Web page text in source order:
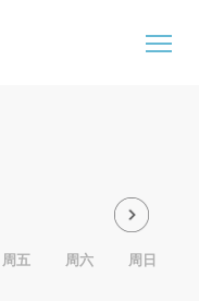
周五 周六 周日